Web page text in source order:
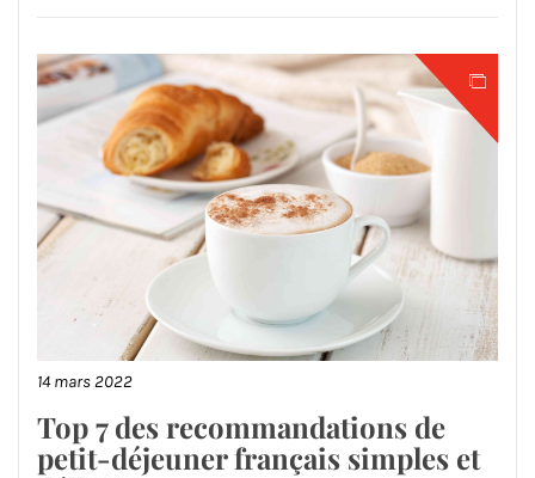
14 mars 2022
Top 7 des recommandations de
petit-déjeuner français simples et